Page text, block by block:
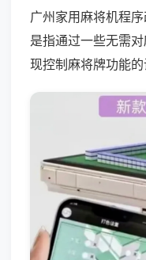
广州家用麻将机程
是指通过一些无需
现控制麻将牌功能的